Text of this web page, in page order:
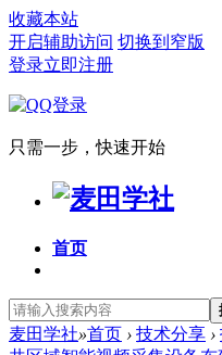
收藏本站
开启辅助访问 切换到窄版
登录立即注册
只需一步，快速开始
首页
麦田学社»首页 › 技术分享 ›